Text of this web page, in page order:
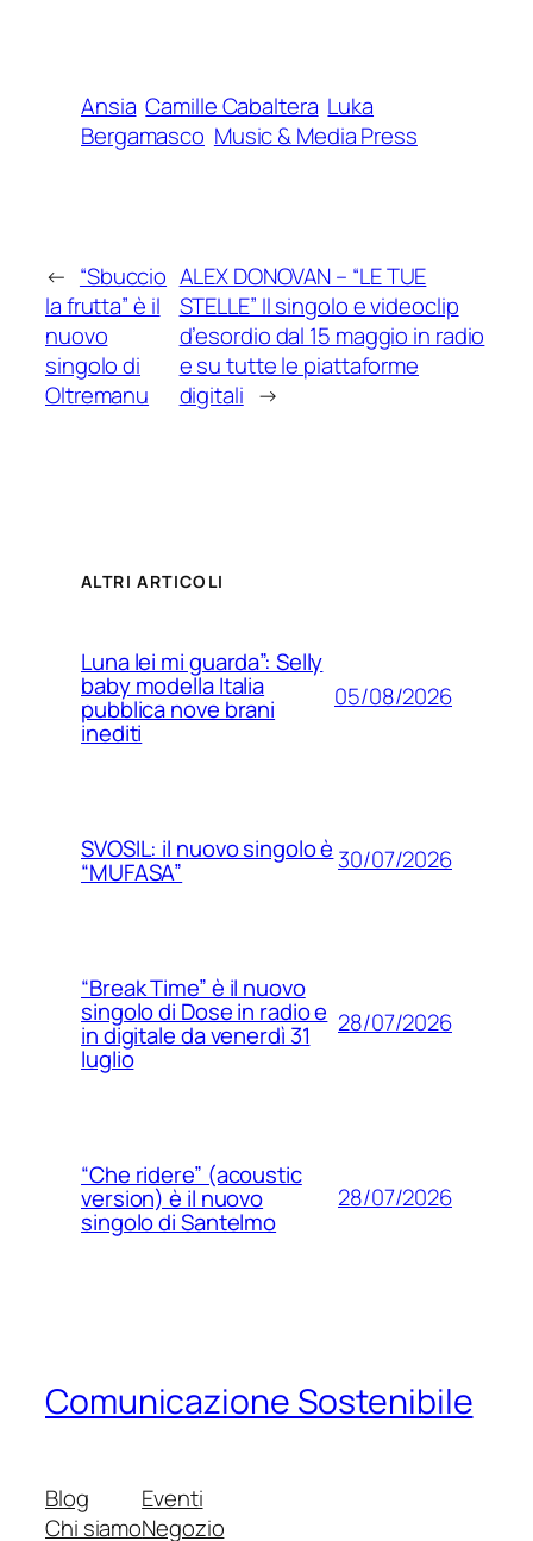
Ansia Camille Cabaltera Luka
Bergamasco Music & Media Press
← “Sbuccio
la frutta” è il
nuovo
singolo di
Oltremanu
ALEX DONOVAN – “LE TUE
STELLE” Il singolo e videoclip
d’esordio dal 15 maggio in radio
e su tutte le piattaforme
digitali →
ALTRI ARTICOLI
Luna lei mi guarda”: Selly
baby modella Italia
pubblica nove brani
inediti
05/08/2026
SVOSIL: il nuovo singolo è
“MUFASA” 30/07/2026
“Break Time” è il nuovo
singolo di Dose in radio e
in digitale da venerdì 31
luglio
28/07/2026
“Che ridere” (acoustic
version) è il nuovo
singolo di Santelmo
28/07/2026
Comunicazione Sostenibile
Blog
Chi siamo
Eventi
Negozio